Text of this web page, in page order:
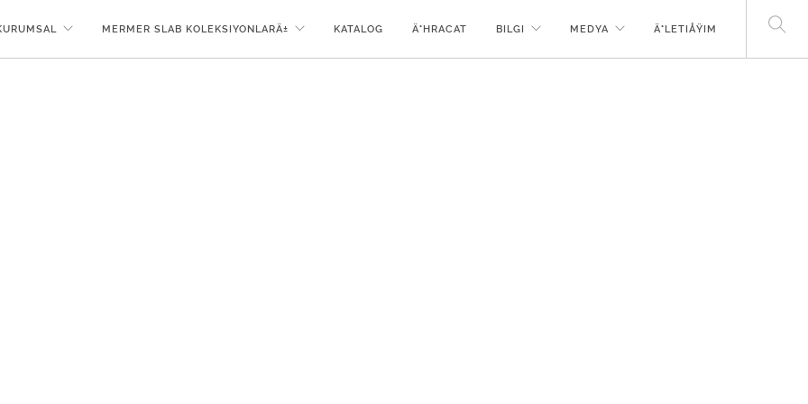
MERMER SLAB KOLEKSIYONLARÄ± KATALOG Ä°HRACAT BILGI MEDYA Ä°LETIÅŸIM